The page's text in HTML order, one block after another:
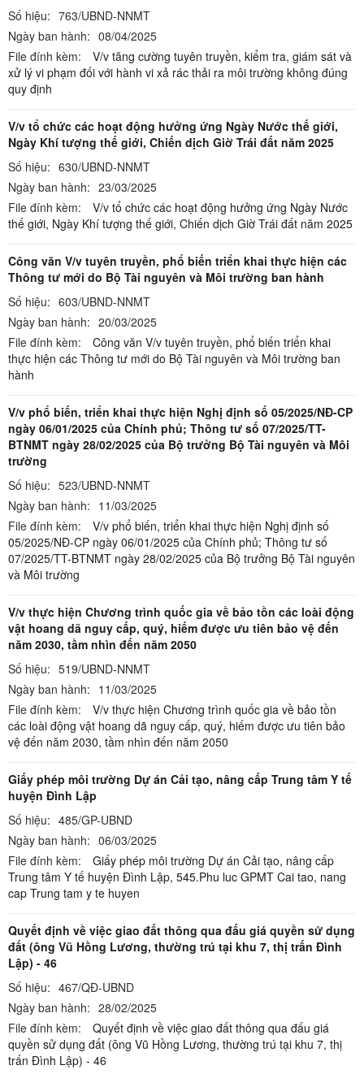
Số hiệu: 763/UBND-NNMT
Ngày ban hành: 08/04/2025
File đính kèm:
V/v tăng cường tuyên truyền, kiểm tra, giám sát và
xử lý vi phạm đối với hành vi xả rác thải ra môi trường không đúng
quy định
V/v tổ chức các hoạt động hưởng ứng Ngày Nước thế giới,
Ngày Khí tượng thế giới, Chiến dịch Giờ Trái đất năm 2025
Số hiệu: 630/UBND-NNMT
Ngày ban hành: 23/03/2025
File đính kèm:
V/v tổ chức các hoạt động hưởng ứng Ngày Nước
thế giới, Ngày Khí tượng thế giới, Chiến dịch Giờ Trái đất năm 2025
Công văn V/v tuyên truyền, phổ biến triển khai thực hiện các
Thông tư mới do Bộ Tài nguyên và Môi trường ban hành
Số hiệu: 603/UBND-NNMT
Ngày ban hành: 20/03/2025
File đính kèm:
Công văn V/v tuyên truyền, phổ biến triển khai
thực hiện các Thông tư mới do Bộ Tài nguyên và Môi trường ban
hành
V/v phổ biến, triển khai thực hiện Nghị định số 05/2025/NĐ-CP
ngày 06/01/2025 của Chính phủ; Thông tư số 07/2025/TT-
BTNMT ngày 28/02/2025 của Bộ trưởng Bộ Tài nguyên và Môi
trường
Số hiệu: 523/UBND-NNMT
Ngày ban hành: 11/03/2025
File đính kèm:
V/v phổ biến, triển khai thực hiện Nghị định số
05/2025/NĐ-CP ngày 06/01/2025 của Chính phủ; Thông tư số
07/2025/TT-BTNMT ngày 28/02/2025 của Bộ trưởng Bộ Tài nguyên
và Môi trường
V/v thực hiện Chương trình quốc gia về bảo tồn các loài động
vật hoang dã nguy cấp, quý, hiếm được ưu tiên bảo vệ đến
năm 2030, tầm nhìn đến năm 2050
Số hiệu: 519/UBND-NNMT
Ngày ban hành: 11/03/2025
File đính kèm:
V/v thực hiện Chương trình quốc gia về bảo tồn
các loài động vật hoang dã nguy cấp, quý, hiếm được ưu tiên bảo
vệ đến năm 2030, tầm nhìn đến năm 2050
Giấy phép môi trường Dự án Cải tạo, nâng cấp Trung tâm Y tế
huyện Đình Lập
Số hiệu: 485/GP-UBND
Ngày ban hành: 06/03/2025
File đính kèm:
Giấy phép môi trường Dự án Cải tạo, nâng cấp
Trung tâm Y tế huyện Đình Lập, 545.Phu luc GPMT Cai tao, nang
cap Trung tam y te huyen
Quyết định về việc giao đất thông qua đấu giá quyền sử dụng
đất (ông Vũ Hồng Lương, thường trú tại khu 7, thị trấn Đình
Lập) - 46
Số hiệu: 467/QĐ-UBND
Ngày ban hành: 28/02/2025
File đính kèm:
Quyết định về việc giao đất thông qua đấu giá
quyền sử dụng đất (ông Vũ Hồng Lương, thường trú tại khu 7, thị
trấn Đình Lập) - 46